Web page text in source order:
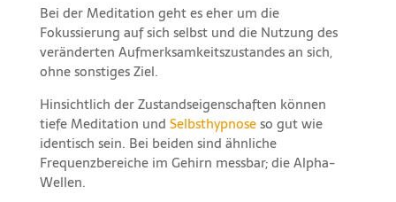
Bei der Meditation geht es eher um die
Fokussierung auf sich selbst und die Nutzung des
veränderten Aufmerksamkeitszustandes an sich,
ohne sonstiges Ziel.
Hinsichtlich der Zustandseigenschaften können
tiefe Meditation und Selbsthypnoseso gut wie
identisch sein. Bei beiden sind ähnliche
Frequenzbereiche im Gehirn messbar; die Alpha-
Wellen.